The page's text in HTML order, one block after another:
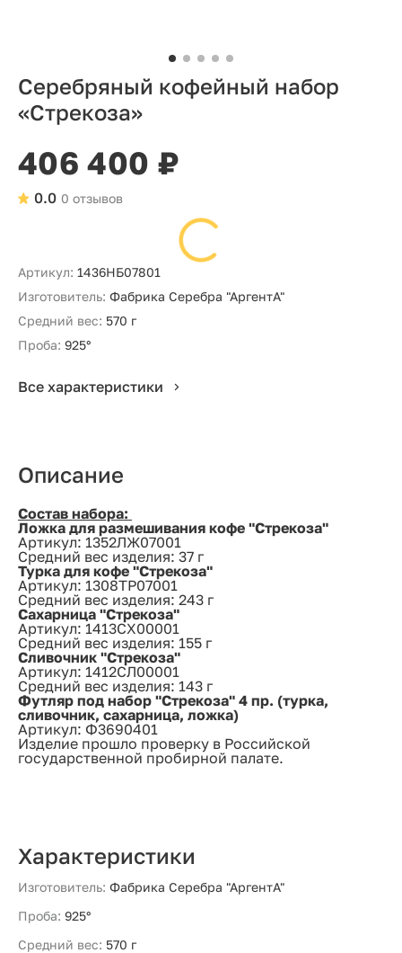
Серебряный кофейный набор
«Стрекоза»
406 400 ₽
0 отзывов
0.0
Артикул: 1436НБ07801
Изготовитель: Фабрика Серебра "АргентА"
Средний вес: 570 г
Проба: 925°
Все характеристики
Описание
Состав набора:
Ложка для размешивания кофе "Стрекоза"
Артикул: 1352ЛЖ07001
Средний вес изделия: 37 г
Турка для кофе "Стрекоза"
Артикул: 1308ТР07001
Средний вес изделия: 243 г
Сахарница "Стрекоза"
Артикул: 1413СХ00001
Средний вес изделия: 155 г
Сливочник "Стрекоза"
Артикул: 1412СЛ00001
Средний вес изделия: 143 г
Футляр под набор "Стрекоза" 4 пр. (турка,
сливочник, сахарница, ложка)
Артикул: Ф3690401
Изделие прошло проверку в Российской
государственной пробирной палате.
Характеристики
Изготовитель: Фабрика Серебра "АргентА"
Проба: 925°
Средний вес: 570 г